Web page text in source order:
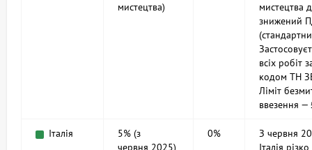
мистецтва)
мистецтва
знижений
всіх робіт
кодом ТН
Ліміт
ввезення —
Італія
5% (з
0%
З червня